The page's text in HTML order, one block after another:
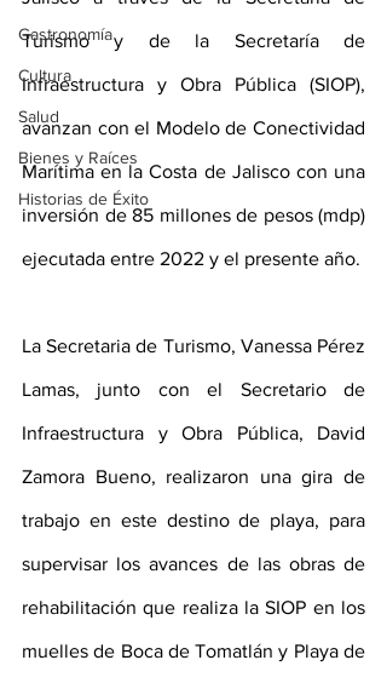
Gastronomía
Cultura
Salud
Bienes y Raíces
Historias de Éxito
Turismo y de la Secretaría de
Infraestructura y Obra Pública (SIOP),
avanzan con el Modelo de Conectividad
Marítima en la Costa de Jalisco con una
inversión de 85 millones de pesos (mdp)
ejecutada entre 2022 y el presente año.
La Secretaria de Turismo, Vanessa Pérez
Lamas, junto con el Secretario de
Infraestructura y Obra Pública, David
Zamora Bueno, realizaron una gira de
trabajo en este destino de playa, para
supervisar los avances de las obras de
rehabilitación que realiza la SIOP en los
muelles de Boca de Tomatlán y Playa de